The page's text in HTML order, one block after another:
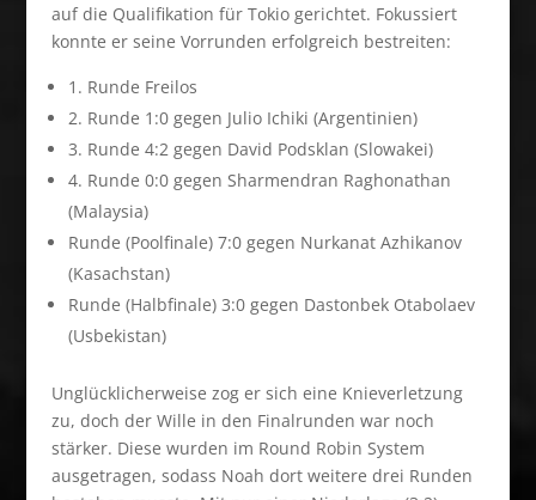
auf die Qualifikation für Tokio gerichtet. Fokussiert
konnte er seine Vorrunden erfolgreich bestreiten:
1. Runde Freilos
2. Runde 1:0 gegen Julio Ichiki (Argentinien)
3. Runde 4:2 gegen David Podsklan (Slowakei)
4. Runde 0:0 gegen Sharmendran Raghonathan
(Malaysia)
Runde (Poolfinale) 7:0 gegen Nurkanat Azhikanov
(Kasachstan)
Runde (Halbfinale) 3:0 gegen Dastonbek Otabolaev
(Usbekistan)
Unglücklicherweise zog er sich eine Knieverletzung
zu, doch der Wille in den Finalrunden war noch
stärker. Diese wurden im Round Robin System
ausgetragen, sodass Noah dort weitere drei Runden